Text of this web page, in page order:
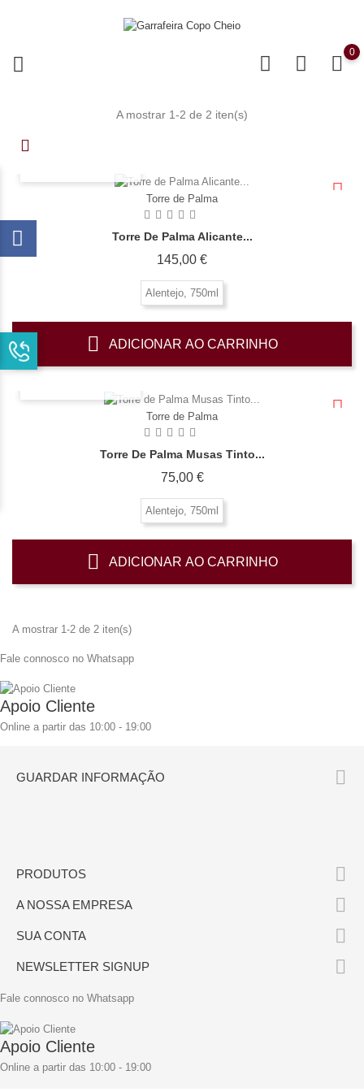
0
A mostrar 1-2 de 2 iten(s)
Torre de Palma
Torre De Palma Alicante...
145,00 €Preço
Alentejo, 750ml
ADICIONAR AO CARRINHO
Torre de Palma
Torre De Palma Musas Tinto...
75,00 €Preço
Alentejo, 750ml
ADICIONAR AO CARRINHO
A mostrar 1-2 de 2 iten(s)
Fale connosco no Whatsapp
Apoio Cliente
Online a partir das 10:00 - 19:00
GUARDAR INFORMAÇÃO 
PRODUTOS 
A NOSSA EMPRESA 
SUA CONTA 
NEWSLETTER SIGNUP 
Fale connosco no Whatsapp
Apoio Cliente
Online a partir das 10:00 - 19:00